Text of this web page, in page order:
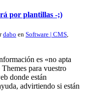
por plantillas -;)
dabo en Software | CMS
es «no apta
para vuestro
donde están
advirtiendo si están